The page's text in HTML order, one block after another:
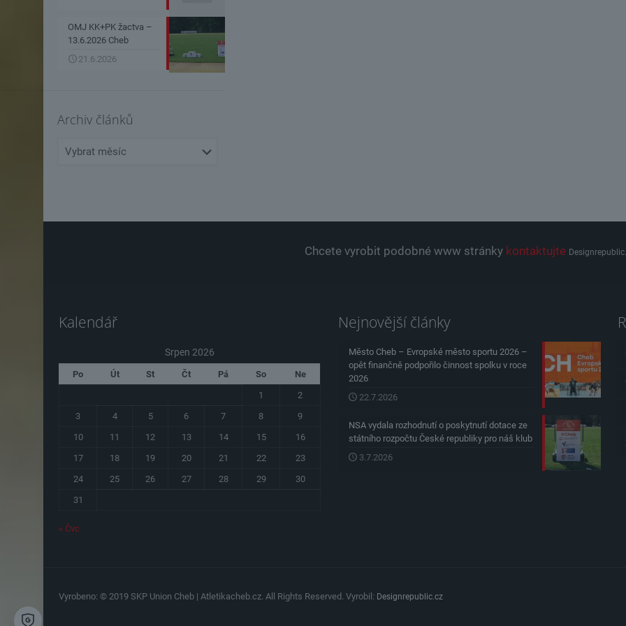
OMJ KK+PK žactva –
13.6.2026 Cheb
21.6.2026
Archiv článků
článků
Chcete vyrobit podobné www stránky kontaktujte
Kalendář
Srpen 2026
Po Út St Čt Pá So
Ne
1
2
3
4 5 6 7 8
9
10
11 12 13 14 15
16
17
18 19 20 21 22
23
24
25 26 27 28 29
30
31
« Čvc
Nejnovější články
Město Cheb – Evropské město sportu 2026 –
opět finančně podpořilo činnost spolku v roce
2026
22.7.2026
NSA vydala rozhodnutí o poskytnutí dotace ze
státního rozpočtu České republiky pro náš klub
3.7.2026
Vyrobeno: © 2019 SKP Union Cheb | Atletikacheb.cz. All Rights Reserved. Vyrobil: Designrepublic.cz